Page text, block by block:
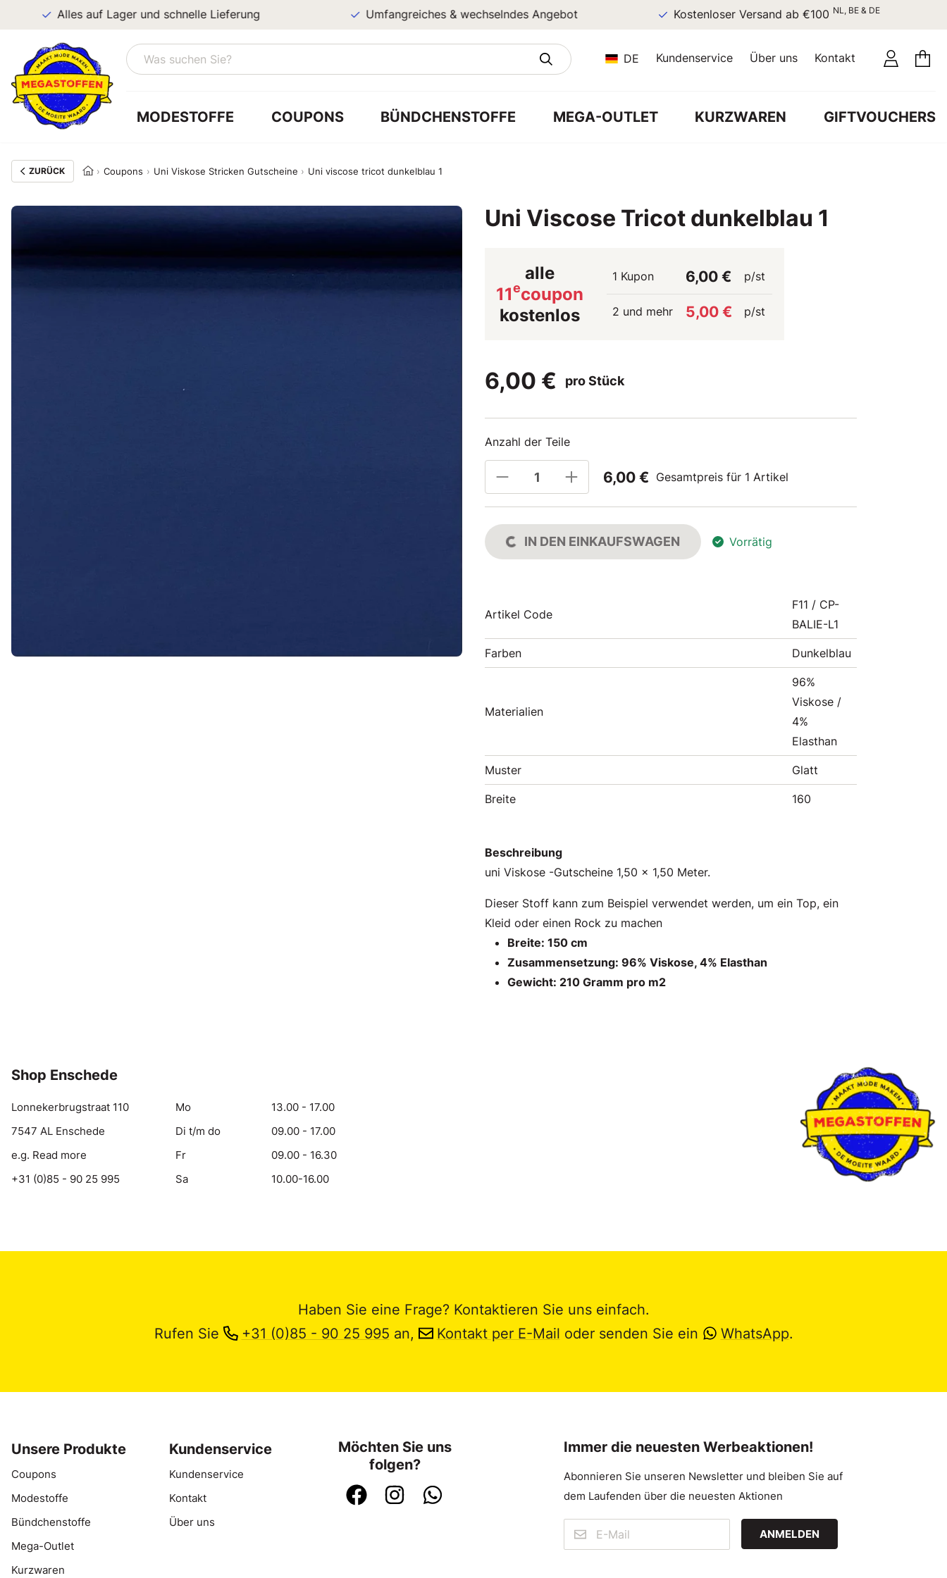
Alles auf Lager und schnelle Lieferung Umfangreiches & wechselndes Angebot Kostenloser Versand ab €100NL, BE & DE
DE Kundenservice Über uns Kontakt
MODESTOFFE COUPONS BÜNDCHENSTOFFE MEGA-OUTLET KURZWAREN GIFTVOUCHERS
ZURÜCK Coupons Uni Viskose Stricken Gutscheine Uni viscose tricot dunkelblau 1
Uni Viscose Tricot dunkelblau 1
alle
11ecoupon
kostenlos
1 Kupon 6,00 € p/st
2 und mehr 5,00 € p/st
6,00 € pro Stück
Anzahl der Teile
6,00 € Gesamtpreis für 1 Artikel
IN DEN EINKAUFSWAGEN Vorrätig
Artikel Code
F11 / CP-
BALIE-L1
Farben Dunkelblau
Materialien
96%
Viskose /
4%
Elasthan
Muster Glatt
Breite 160
Beschreibung
uni Viskose -Gutscheine 1,50 x 1,50 Meter.
Dieser Stoff kann zum Beispiel verwendet werden, um ein Top, ein
Kleid oder einen Rock zu machen
Breite: 150 cm
Zusammensetzung: 96% Viskose, 4% Elasthan
Gewicht: 210 Gramm pro m2
Shop Enschede
Lonnekerbrugstraat 110
7547 AL Enschede
e.g. Read more
+31 (0)85 - 90 25 995
Mo
13.00 - 17.00
Di t/m do
09.00 - 17.00
Fr
09.00 - 16.30
Sa
10.00-16.00
Haben Sie eine Frage? Kontaktieren Sie uns einfach.
Rufen Sie
+31 (0)85 - 90 25 995 an, Kontakt per E-Mail oder senden Sie ein WhatsApp.
Unsere Produkte
Coupons
Modestoffe
Bündchenstoffe
Mega-Outlet
Kurzwaren
Kundenservice
Kundenservice
Kontakt
Über uns
Möchten Sie uns
folgen?
Immer die neuesten Werbeaktionen!
Abonnieren Sie unseren Newsletter und bleiben Sie auf
dem Laufenden über die neuesten Aktionen
ANMELDEN